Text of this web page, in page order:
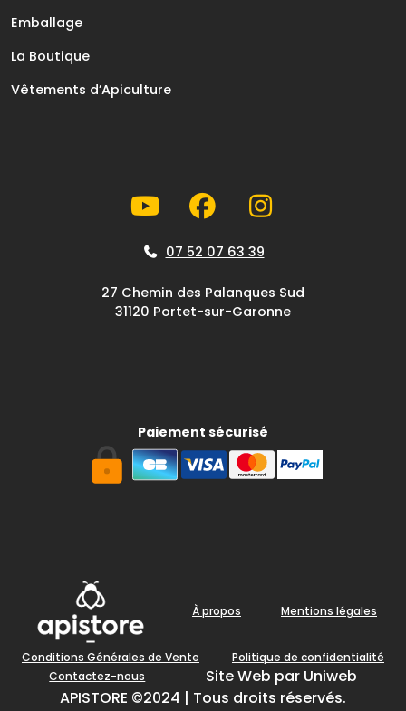
Emballage
La Boutique
Vêtements d’Apiculture
07 52 07 63 39
27 Chemin des Palanques Sud
31120 Portet-sur-Garonne
Paiement sécurisé
À propos Mentions légales
Conditions Générales de Vente
Politique de confidentialité
Contactez-nous
Site Web par Uniweb
APISTORE ©2024 | Tous droits réservés.